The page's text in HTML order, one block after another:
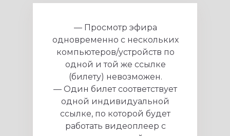
— Просмотр эфира
одновременно c нескольких
компьютеров/устройств по
одной и той же ссылке
(билету) невозможен.
— Один билет соответствует
одной индивидуальной
ссылке, по которой будет
работать видеоплеер с